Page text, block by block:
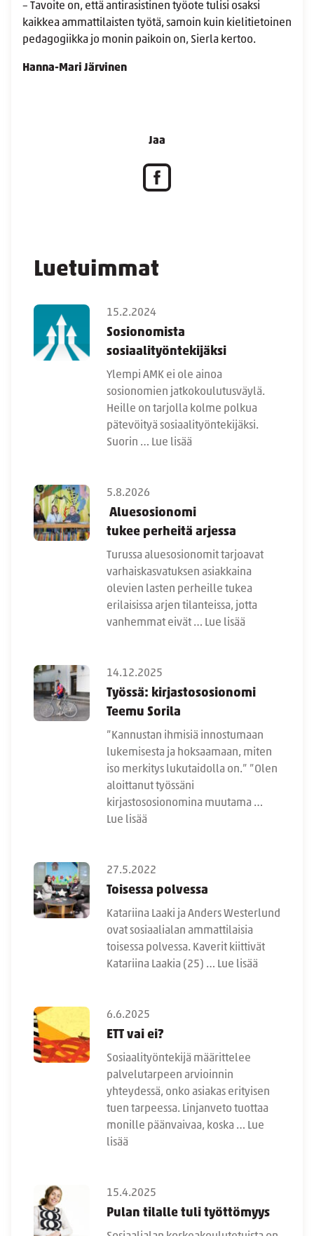
Luetuimmat
15.2.2024
Sosionomista
sosiaalityöntekijäksi
Ylempi AMK ei ole ainoa
sosionomien jatkokoulutusväylä.
Heille on tarjolla kolme polkua
pätevöityä sosiaalityöntekijäksi.
Suorin … Lue lisää
5.8.2026
Aluesosionomi
tukee perheitä arjessa
Turussa aluesosionomit tarjoavat
varhaiskasvatuksen asiakkaina
olevien lasten perheille tukea
erilaisissa arjen tilanteissa, jotta
vanhemmat eivät … Lue lisää
14.12.2025
Työssä: kirjastososionomi
Teemu Sorila
”Kannustan ihmisiä innostumaan
lukemisesta ja hoksaamaan, miten
iso merkitys lukutaidolla on.” ”Olen
aloittanut työssäni
kirjastososionomina muutama …
Lue lisää
27.5.2022
Toisessa polvessa
Katariina Laaki ja Anders Westerlund
ovat sosiaalialan ammattilaisia
toisessa polvessa. Kaverit kiittivät
Katariina Laakia (25) … Lue lisää
6.6.2025
ETT vai ei?
Sosiaalityöntekijä määrittelee
palvelutarpeen arvioinnin
yhteydessä, onko asiakas erityisen
tuen tarpeessa. Linjanveto tuottaa
monille päänvaivaa, koska … Lue
lisää
15.4.2025
Pulan tilalle tuli työttömyys
– Tavoite on, että antirasistinen työote tulisi osaksi
kaikkea ammattilaisten työtä, samoin kuin kielitietoinen
pedagogiikka jo monin paikoin on, Sierla kertoo.
Hanna-Mari Järvinen
Jaa